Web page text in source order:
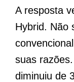
A resposta
Hybrid. Não
suas
diminuiu de